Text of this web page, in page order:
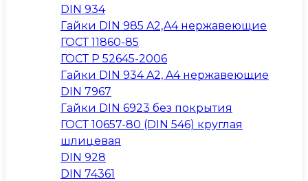
DIN 934
Гайки DIN 985 A2,A4 нержавеющие
ГОСТ 11860-85
ГОСТ Р 52645-2006
Гайки DIN 934 A2, A4 нержавеющие
DIN 7967
Гайки DIN 6923 без покрытия
ГОСТ 10657-80 (DIN 546) круглая
шлицевая
DIN 928
DIN 74361